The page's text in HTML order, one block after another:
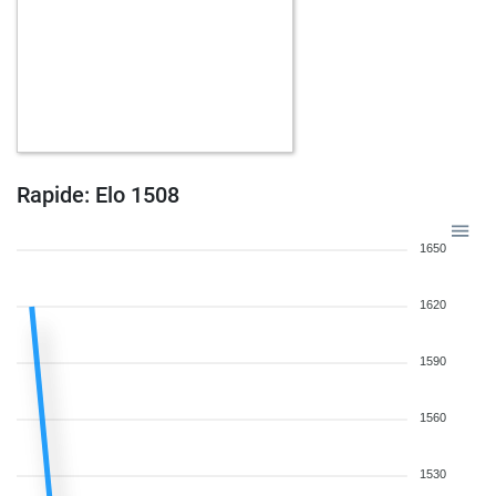
Rapide: Elo 1508
1650
1620
1590
1560
1530